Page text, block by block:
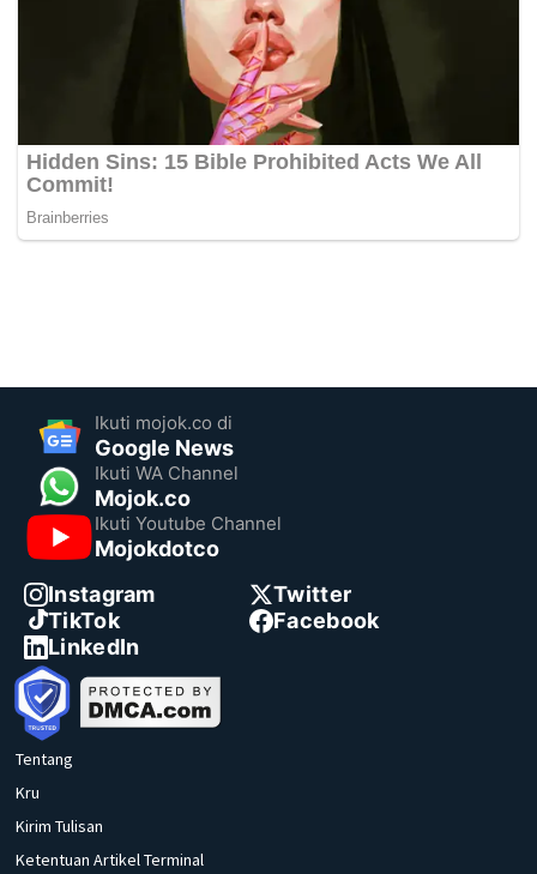
Ikuti mojok.co di
Google News
Ikuti WA Channel
Mojok.co
Ikuti Youtube Channel
Mojokdotco
Instagram
Twitter
TikTok
Facebook
LinkedIn
Tentang
Kru
Kirim Tulisan
Ketentuan Artikel Terminal